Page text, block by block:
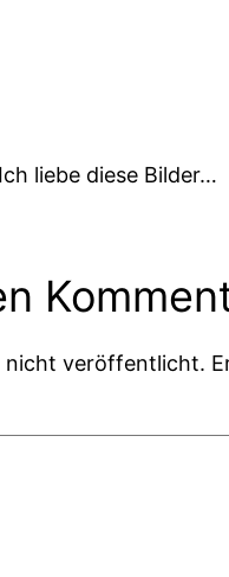
liebe diese Bilder…
nicht veröffentlicht.